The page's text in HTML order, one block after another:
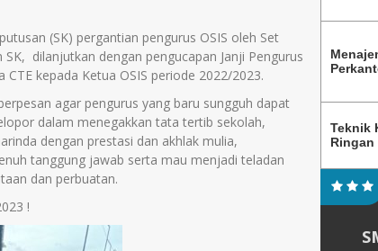
(SK) pergantian pengurus OSIS oleh Set
SK, dilanjutkan dengan pengucapan Janji Pengurus
kepada Ketua OSIS periode 2022/2023.
agar pengurus yang baru sungguh dapat
dalam menegakkan tata tertib sekolah,
dengan prestasi dan akhlak mulia,
tanggung jawab serta mau menjadi teladan
dan perbuatan.
!
Teknik
Ringan